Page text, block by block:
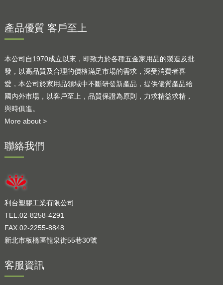
產品優質 客戶至上
本公司自1970成立以來，即致力於各種五金家用品的製造及批
發，以高品質及合理的價格滿足市場的需求，深受消費者喜
愛，本公司於家用品領域中不斷研發新產品，提供優質產品給
國內外市場，以客戶至上，品質保證為原則，力求精益求精，
與時俱進。
More about >
聯絡我們
利台塑膠工業有限公司
TEL.02-8258-4291
FAX.02-2255-8848
新北市板橋區龍泉街55巷30號
客服資訊